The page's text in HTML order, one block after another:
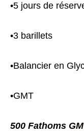
•5 jours de
•3 barillets
•Balancier en
•GMT
500 Fathoms